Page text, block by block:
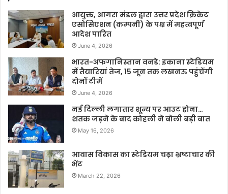
आयुक्त, आगरा मंडल द्वारा उत्तर प्रदेश क्रिकेट
एसोसिएशन (कम्पनी) के पक्ष में महत्वपूर्ण
आदेश पारित
June 4, 2026
भारत-अफगानिस्तान वनडे: इकाना स्टेडियम
में तैयारियां तेज, 15 जून तक लखनऊ पहुंचेंगी
दोनों टीमें
June 4, 2026
नई दिल्ली लगातार शून्य पर आउट होना…
शतक जड़ने के बाद कोहली ने बोली बड़ी बात
May 16, 2026
आवास विकास का स्टेडियम चढ़ा भ्रष्टाचार की
भेंट
March 22, 2026